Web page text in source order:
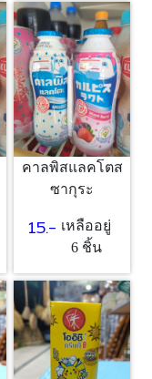
คาลพิสแลคโตส
ซากุระ
15.- เหลืออยู่
6 ชิ้น